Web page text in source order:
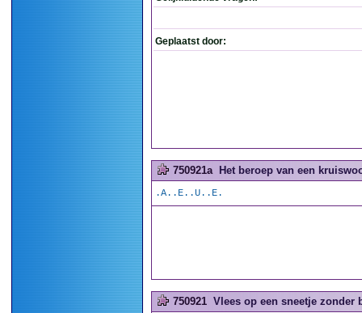
Geplaatst door:
750921a Het beroep van een
.A..E..U..E.
750921 Vlees op een sneetje zonder